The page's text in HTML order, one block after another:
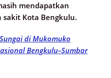
mendapatkan
Kota Bengkulu.
di Mukomuko
Bengkulu–Sumbar